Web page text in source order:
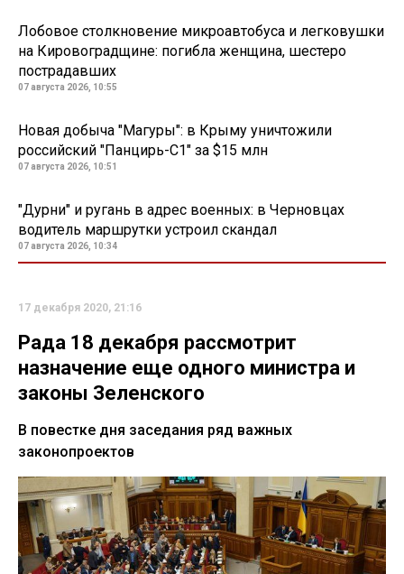
Лобовое столкновение микроавтобуса и легковушки
на Кировоградщине: погибла женщина, шестеро
пострадавших
07 августа 2026, 10:55
Новая добыча "Магуры": в Крыму уничтожили
российский "Панцирь-С1" за $15 млн
07 августа 2026, 10:51
"Дурни" и ругань в адрес военных: в Черновцах
водитель маршрутки устроил скандал
07 августа 2026, 10:34
17 декабря 2020, 21:16
Рада 18 декабря рассмотрит
назначение еще одного министра и
законы Зеленского
В повестке дня заседания ряд важных
законопроектов